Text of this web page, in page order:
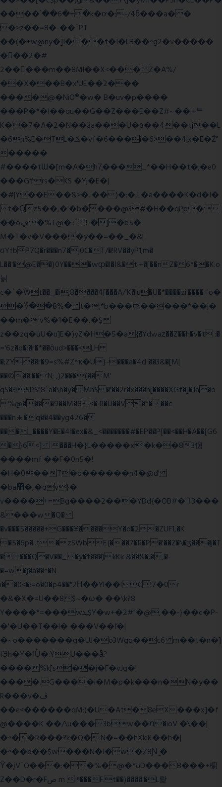
����՝��6�+�k�ơ�;-/4ƃ���a��
�>z��=8�-��`PT
��(�+w@ny�]I���t�I�LB��^g2�v�����
��ٕ�2�#
2�����m��8Ml��X<��� Z�A%/
��X���B�x'UE��֔2���
����@�NiO®�w� B�uv�p����
���P�*�I��qu��G��Z��� E��Z#~��i+ᄐ
K��7�A�2�N��ăa���U�ɢ��4��tj��L
�6n%E�TL�ݎ�vf�6���i�6>��4|x�E�Ź"
�����
#����tƜ�[m�A�h7̥���_*��H��t�;�e0
���G܊rs�֗KS �Yj�E�|
�#|Y��E��&>�.:��)�;�,L�a����K�d�I�
t�O͖z5��,�'�b����@3#�H��qPp�
��oڥ�%T@�::` !-�]�b5�
M�T�v�V����y��=��_�&|
σYfbP7Q�r���n7�j0C�T/�!RV��yP1;m�
L��'�@E��}0Y���wȹ�l�I&�t:+�[��nZ�6*��K:o
늵
c�`�ۨWt��_�i;8����4[���A/'K�!u�U�*����zi'����ٵo�
�؆��8%� t�;*b��������*��j�
��m�:v%�1�E��,�$
z��zq�ůU�u]E�)yZ�Hׇ�5�a{�Ydwaȥ��Z��h�v�t.:�
='6z�q�;�r�*��ȍud>���<LH
�;ZY��r�9=s%#Z^ҡ�U}-���a�4d ��3&�[M|
��©��:��N; ,)2���(��M'
qS�3:5PS"8`a�\h�y�MhS�'��2r�x���h[����XGf�]�Ja�o
%@����9��M�8 <� R�U��V�*���c
���n⯸�q��4��yg426�
���_����Y�E�4Ɨ�ex�&_<�������#�EP��P[��<��H�A��[G6
�}6<] ���H�}L�����x'�k��83僒
����mf ��F�0n5�!
�H�0��T�o������n4�@ď
�ba޲�,�qv}�
v����+=Bg����2���YDd{�OB#�'Τ3���
&���w�Q�
�v���5�����+G���¥����Y�d�2�ZUF1,�K
�5�6p�..t�zSWbE{���7�R�P�'��Z�\�ʒ���j�T
����Q�V��_�y�t���)kKk &��&�.�,�-
�=w�j�a��^�N
i��0<�:=o�0�p4��"2Η��Yl��lC!7�0r
�&�X�=U��8$~�ω� ��\k?8
Y����*=���wܛ$Y�w+�2#"�@,��-}��c�P-
�'�U��T��l� ���V��ľ�|
�~o�������g�UJ�o3Wgq��c6 m��t�n�]
IЭh�Y�1Ȕ�:YU���ǟ?
����%k[s��j�F�vJg�!
����.G����i�M�p�k���n�N�y��
R���v�ڤ
��e<������qM;)�U�At�8eX���x]�f
@����K ��/\u���3bw��מ�ioV �\��|
�^��R���?k�Q�:N�=��hXkiK��h�|
�^��b��$w���N�I�w�Z8Ɲ ͚�
Ŷ�įV`O���:��%�@�*ʊD���B���+櫥
Z��D�r�Fص m Iʶ���F.t��)����.�L뢅